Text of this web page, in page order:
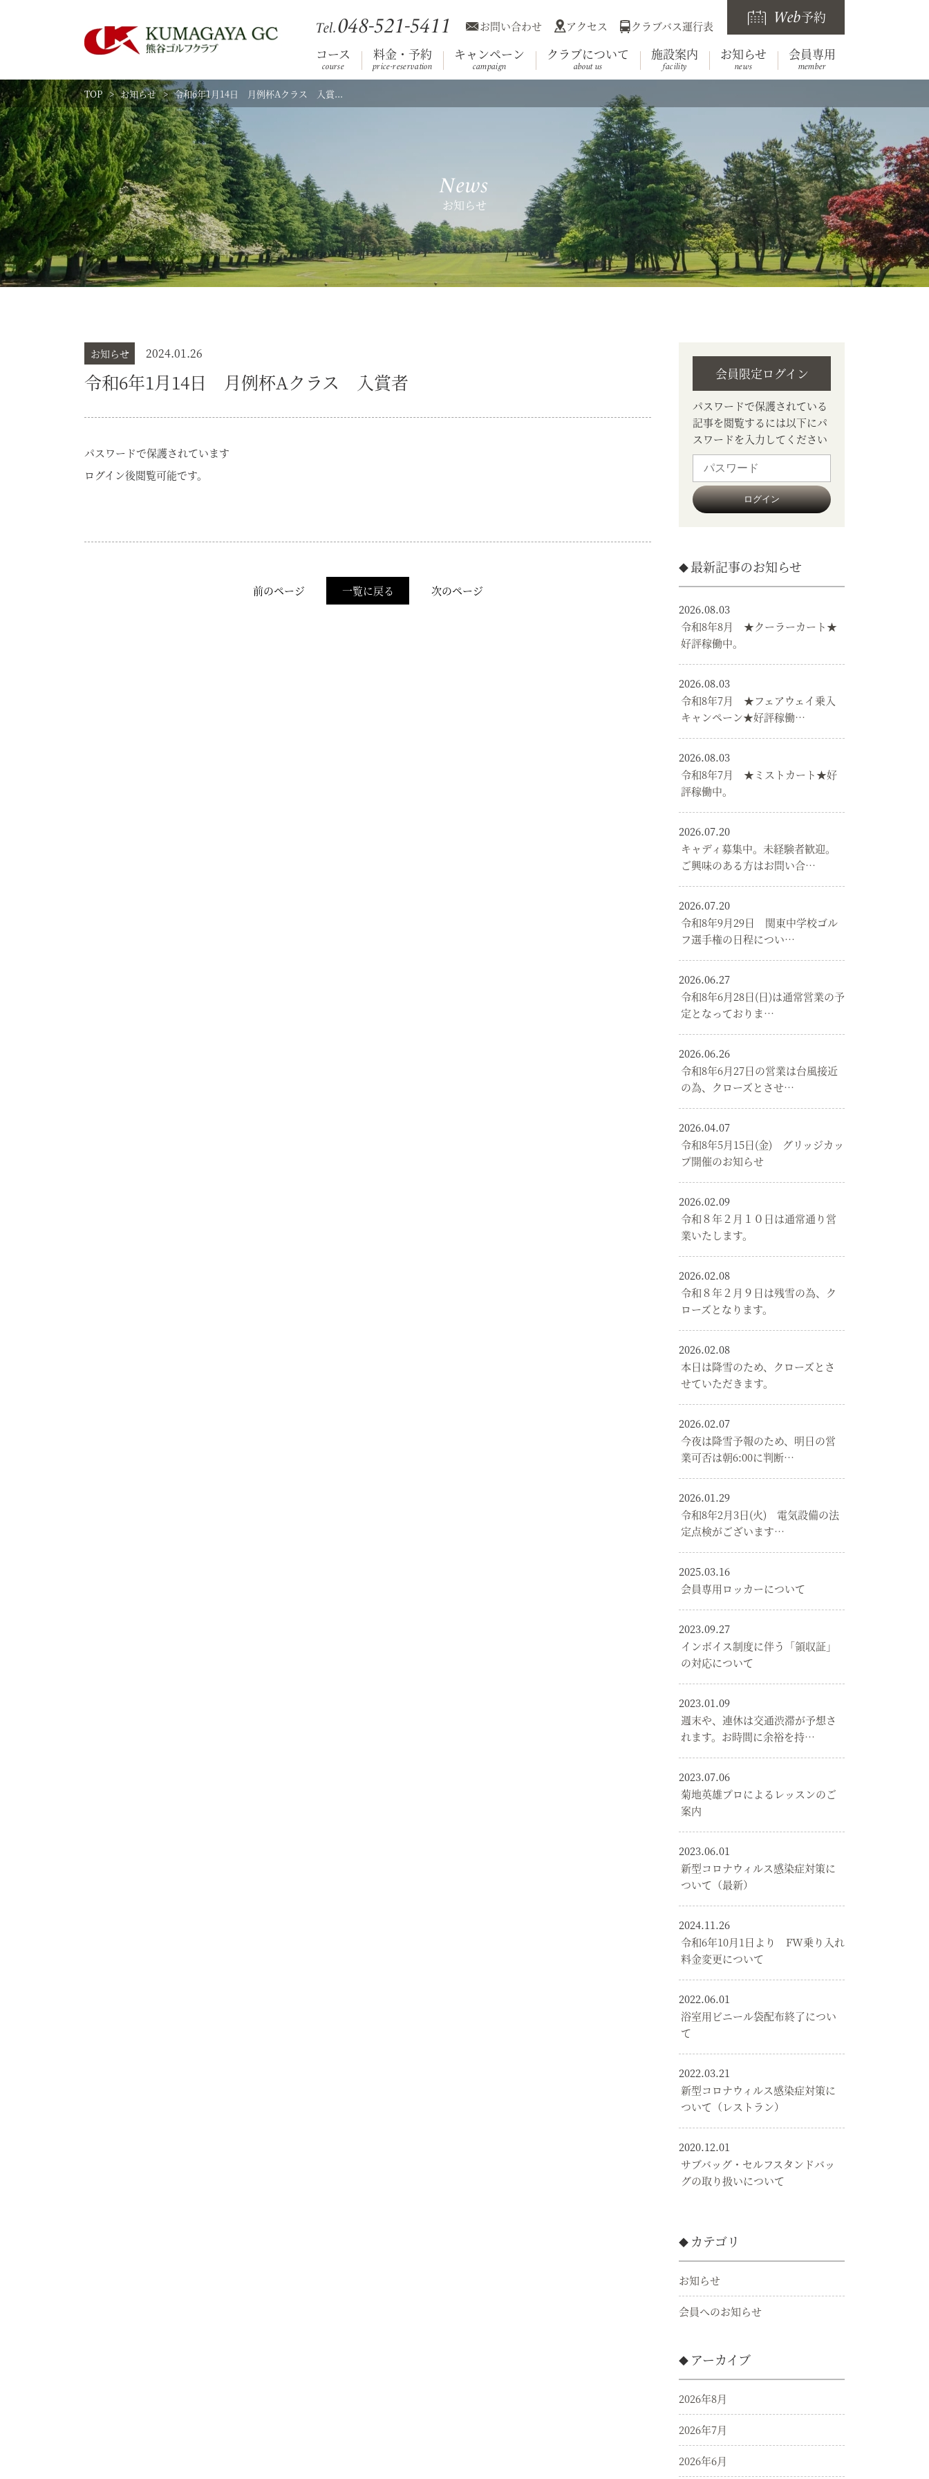
Tel.048-521-5411 お問い合わせ アクセス クラブバス運行表
Web予約
コース
course
コース ホール
料金・予約
price-reservation
キャンペーン
campaign
クラブについて
about us
利用規約 クラブ概要
施設案内
facility
施設案内
練習場 レストラン
お知らせ
news
会員専用
member
競技日程 会員へのお知らせ
TOP お知らせ 令和6年1月14日 月例杯Aクラス 入賞...
News
お知らせ
お知らせ 2024.01.26
令和6年1月14日 月例杯Aクラス 入賞者
パスワードで保護されています
ログイン後閲覧可能です。
前のページ 一覧に戻る 次のページ
会員限定ログイン
パスワードで保護されている
記事を閲覧するには以下にパ
スワードを入力してください
最新記事のお知らせ
2026.08.03
令和8年8月 ★クーラーカート★
好評稼働中。
2026.08.03
令和8年7月 ★フェアウェイ乗入
キャンペーン★好評稼働…
2026.08.03
令和8年7月 ★ミストカート★好
評稼働中。
2026.07.20
キャディ募集中。未経験者歓迎。
ご興味のある方はお問い合…
2026.07.20
令和8年9月29日 関東中学校ゴル
フ選手権の日程につい…
2026.06.27
令和8年6月28日(日)は通常営業の予
定となっておりま…
2026.06.26
令和8年6月27日の営業は台風接近
の為、クローズとさせ…
2026.04.07
令和8年5月15日(金) グリッジカッ
プ開催のお知らせ
2026.02.09
令和８年２月１０日は通常通り営
業いたします。
2026.02.08
令和８年２月９日は残雪の為、ク
ローズとなります。
2026.02.08
本日は降雪のため、クローズとさ
せていただきます。
2026.02.07
今夜は降雪予報のため、明日の営
業可否は朝6:00に判断…
2026.01.29
令和8年2月3日(火) 電気設備の法
定点検がございます…
2025.03.16
会員専用ロッカーについて
2023.09.27
インボイス制度に伴う「領収証」
の対応について
2023.01.09
週末や、連休は交通渋滞が予想さ
れます。お時間に余裕を持…
2023.07.06
菊地英雄プロによるレッスンのご
案内
2023.06.01
新型コロナウィルス感染症対策に
ついて（最新）
2024.11.26
令和6年10月1日より FW乗り入れ
料金変更について
2022.06.01
浴室用ビニール袋配布終了につい
て
2022.03.21
新型コロナウィルス感染症対策に
ついて（レストラン）
2020.12.01
サブバッグ・セルフスタンドバッ
グの取り扱いについて
カテゴリ
お知らせ
会員へのお知らせ
アーカイブ
2026年8月
2026年7月
2026年6月